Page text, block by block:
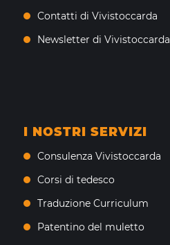
Contatti di Vivistoccarda
Newsletter di Vivistoccarda
I NOSTRI SERVIZI
Consulenza Vivistoccarda
Corsi di tedesco
Traduzione Curriculum
Patentino del muletto